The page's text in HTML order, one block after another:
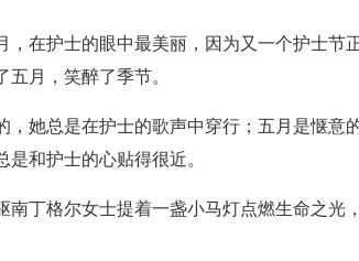
，在护士的眼中最美丽，因为又一个护士节
五月，笑醉了季节。
，她总是在护士的歌声中穿行；五月是惬意
是和护士的心贴得很近。
南丁格尔女士提着一盏小马灯点燃生命之